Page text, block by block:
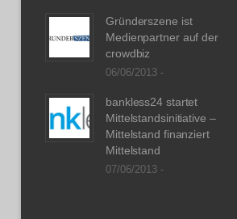
Gründerszene ist
Medienpartner auf der
crowdbiz
06/06/2013 -
bankless24 startet
Mittelstandsinitiative –
Mittelstand finanziert
Mittelstand
07/06/2013 -